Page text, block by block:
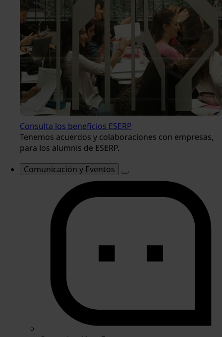
Consulta los beneficios ESERP
Tenemos acuerdos y colaboraciones con empresas,
para los alumnis de ESERP.
Comunicación y Eventos